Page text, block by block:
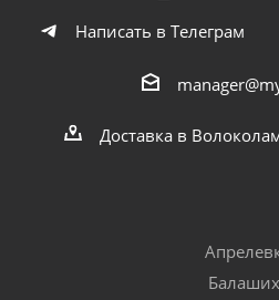
Написать в Телеграм
Доставка в